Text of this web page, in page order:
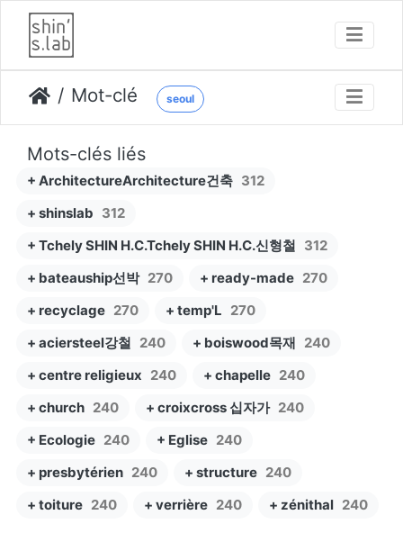
Mot-clé seoul
Mots-clés liés
+ ArchitectureArchitecture건축 312
+ shinslab 312
+ Tchely SHIN H.C.Tchely SHIN H.C.신형철
312
+ bateauship선박 270 + ready-made 270
+ recyclage 270 + temp'L 270
+ aciersteel강철
240 + boiswood목재
240
+ centre religieux 240 + chapelle 240
+ church 240 + croixcross 십자가 240
+ Ecologie 240 + Eglise 240
+ presbytérien 240 + structure 240
+ toiture 240 + verrière 240 + zénithal 240